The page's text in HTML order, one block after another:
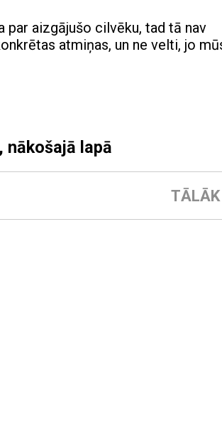
par aizgājušo cilvēku, tad tā nav
atmiņas, un ne velti, jo
nākošajā lapā
TĀLĀK